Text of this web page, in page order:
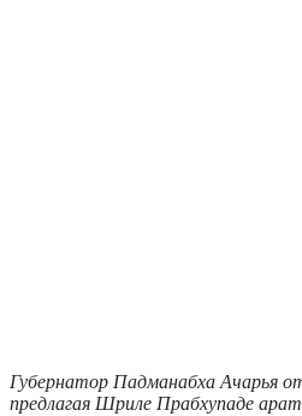
Губернатор Падманабха Ачарья
предлагая Шриле Прабхупаде